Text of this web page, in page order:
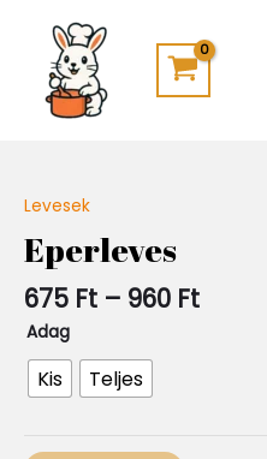
content
Levesek
Eperleves
675 Ft – 960 Ft960 Ft
Adag
Kis Teljes